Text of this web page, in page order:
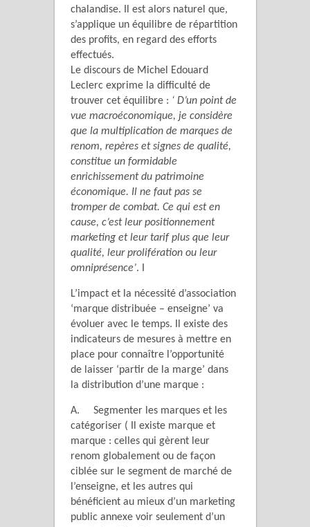
chalandise. Il est alors naturel que,
s’applique un équilibre de répartition
des profits, en regard des efforts
effectués.
Le discours de Michel Edouard
Leclerc exprime la difficulté de
trouver cet équilibre : ‘ D’un point de
vue macroéconomique, je considère
que la multiplication de marques de
renom, repères et signes de qualité,
constitue un formidable
enrichissement du patrimoine
économique. Il ne faut pas se
tromper de combat. Ce qui est en
cause, c’est leur positionnement
marketing et leur tarif plus que leur
qualité, leur prolifération ou leur
omniprésence’. I
L’impact et la nécessité d’association
‘marque distribuée – enseigne’ va
évoluer avec le temps. Il existe des
indicateurs de mesures à mettre en
place pour connaître l’opportunité
de laisser ‘partir de la marge’ dans
la distribution d’une marque :
A. Segmenter les marques et les
catégoriser ( Il existe marque et
marque : celles qui gèrent leur
renom globalement ou de façon
ciblée sur le segment de marché de
l’enseigne, et les autres qui
bénéficient au mieux d’un marketing
public annexe voir seulement d’un